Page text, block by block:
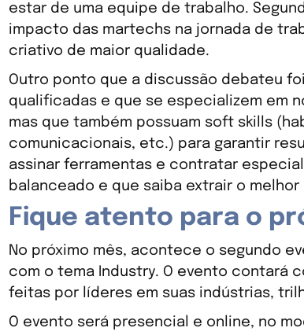
estar de uma equipe de trabalho.
impacto das martechs na jornada de
criativo de maior qualidade.
Outro ponto que a discussão debateu
qualificadas e que se especializem em
mas que também possuam soft skills
comunicacionais, etc.) para garantir
assinar ferramentas e contratar
balanceado e que saiba extrair o
Fique atento para o
No próximo mês, acontece o segundo
com o tema Industry. O evento contará
feitas por líderes em suas indústrias,
O evento será presencial e online, no